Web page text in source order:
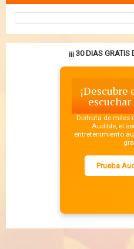
¡¡¡ 30 DIAS
¡Descubre
Disfruta de miles
Audible, el
entretenimiento
Prueba